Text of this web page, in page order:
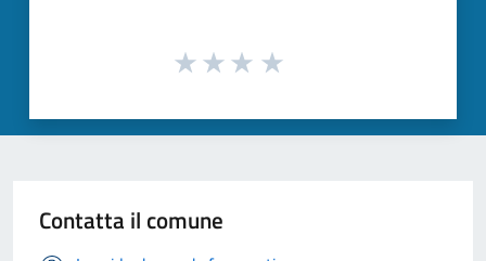
Contatta il comune